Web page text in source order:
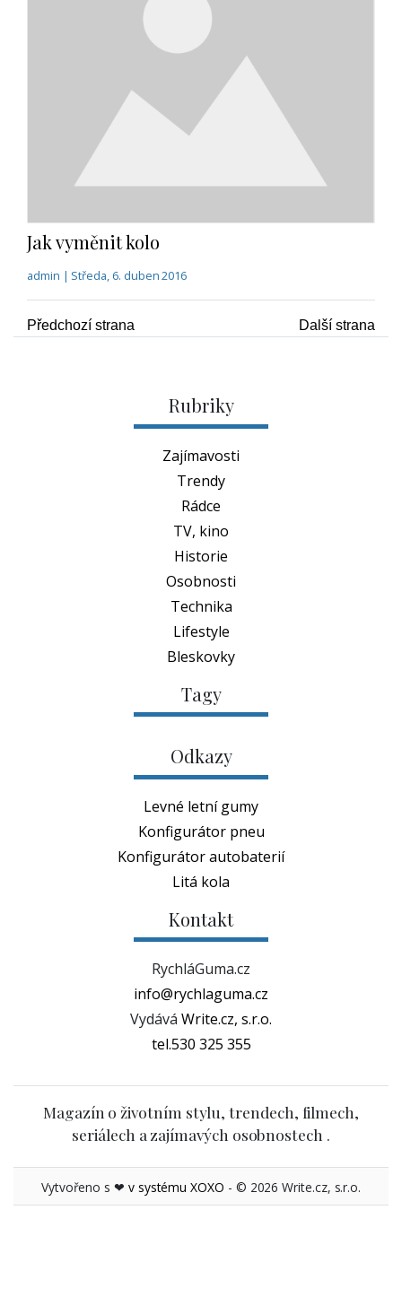
Jak vyměnit kolo
admin | Středa, 6. duben 2016
Rubriky
TV, kino
Historie
Osobnosti
Technika
Lifestyle
Bleskovky
Tagy
Odkazy
Konfigurátor pneu
Litá kola
Kontakt
RychláGuma.cz
info@rychlaguma.cz
VydáváWrite.cz, s.r.o.
tel.530 325 355
Magazín o životním stylu, trendech, filmech,
seriálech a zajímavých osobnostech .
v systému XOXO - © 2026 Write.cz, s.r.o.